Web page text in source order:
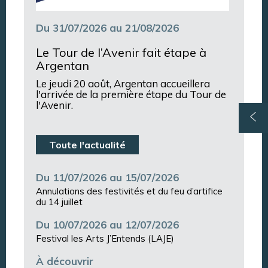
Du 31/07/2026 au 21/08/2026
Le Tour de l’Avenir fait étape à
Argentan
Le jeudi 20 août, Argentan accueillera
l'arrivée de la première étape du Tour de
l'Avenir.
Toute l'actualité
Du 11/07/2026 au 15/07/2026
Annulations des festivités et du feu d’artifice
du 14 juillet
Du 10/07/2026 au 12/07/2026
Festival les Arts J’Entends (LAJE)
À découvrir